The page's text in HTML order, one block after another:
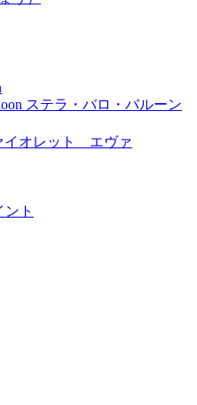
ステラ・バロ・バルーン
イオレット エヴァ
ト